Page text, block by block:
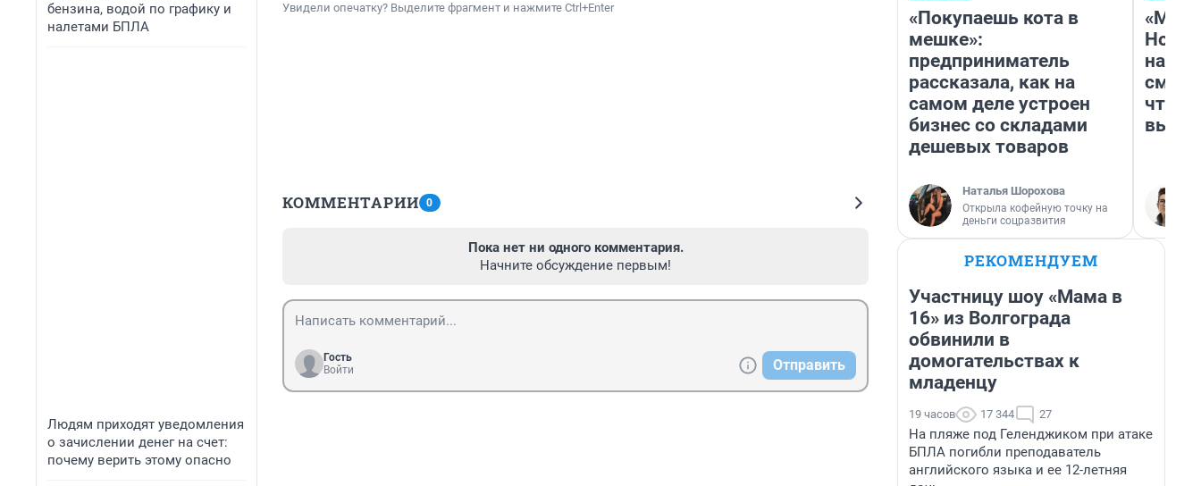
бензина, водой по графику и
налетами БПЛА
Людям приходят уведомления
о зачислении денег на счет:
почему верить этому опасно
Увидели опечатку? Выделите фрагмент и нажмите Ctrl+Enter
КОММЕНТАРИИ 0
Пока нет ни одного комментария.
Начните обсуждение первым!
Гость
Войти
Отправить
«Покупаешь кота в
мешке»:
предприниматель
рассказала, как на
самом деле устроен
бизнес со складами
дешевых товаров
Наталья Шорохова
Открыла кофейную точку на
деньги соцразвития
«Мы
РЕКОМЕНДУЕМ
Участницу шоу «Мама в
16» из Волгограда
обвинили в
домогательствах к
младенцу
19 часов 17 344 27
На пляже под Геленджиком при атаке
БПЛА погибли преподаватель
английского языка и ее 12-летняя